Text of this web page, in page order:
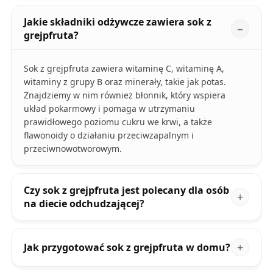
Jakie składniki odżywcze zawiera sok z
grejpfruta?
Sok z grejpfruta zawiera witaminę C, witaminę A,
witaminy z grupy B oraz minerały, takie jak potas.
Znajdziemy w nim również błonnik, który wspiera
układ pokarmowy i pomaga w utrzymaniu
prawidłowego poziomu cukru we krwi, a także
flawonoidy o działaniu przeciwzapalnym i
przeciwnowotworowym.
Czy sok z grejpfruta jest polecany dla osób
na diecie odchudzającej?
Jak przygotować sok z grejpfruta w domu?